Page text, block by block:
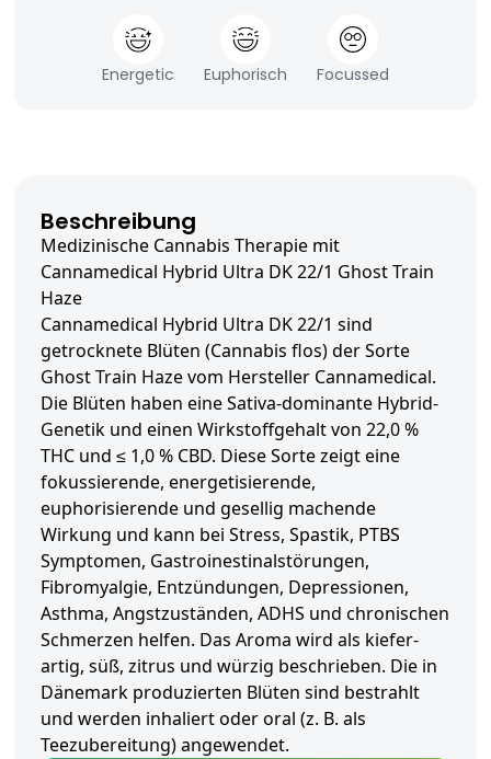
Energetic Euphorisch Focussed
Beschreibung
Medizinische Cannabis Therapie mit
Cannamedical Hybrid Ultra DK 22/1 Ghost Train
Haze
Cannamedical Hybrid Ultra DK 22/1 sind
getrocknete Blüten (Cannabis flos) der Sorte
Ghost Train Haze vom Hersteller Cannamedical.
Die Blüten haben eine Sativa-dominante Hybrid-
Genetik und einen Wirkstoffgehalt von 22,0 %
THC und ≤ 1,0 % CBD. Diese Sorte zeigt eine
fokussierende, energetisierende,
euphorisierende und gesellig machende
Wirkung und kann bei Stress, Spastik, PTBS
Symptomen, Gastroinestinalstörungen,
Fibromyalgie, Entzündungen, Depressionen,
Asthma, Angstzuständen, ADHS und chronischen
Schmerzen helfen. Das Aroma wird als kiefer-
artig, süß, zitrus und würzig beschrieben. Die in
Dänemark produzierten Blüten sind bestrahlt
und werden inhaliert oder oral (z. B. als
Teezubereitung) angewendet.